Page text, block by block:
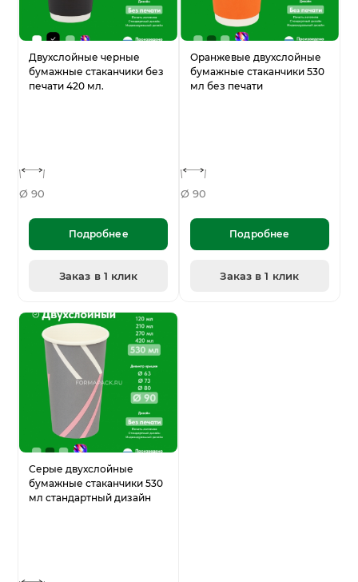
Двухслойные черные
бумажные стаканчики без
печати 420 мл.
Ø 90
Подробнее
Заказ в 1 клик
Оранжевые двухслойные
бумажные стаканчики 530
мл без печати
Ø 90
Подробнее
Заказ в 1 клик
Серые двухслойные
бумажные стаканчики 530
мл стандартный дизайн